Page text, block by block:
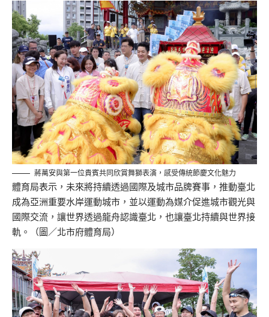
蔣萬安與第一位貴賓共同欣賞舞獅表演，感受傳統節慶文化魅力
體育局表示，未來將持續透過國際及城市品牌賽事，推動臺北
成為亞洲重要水岸運動城市，並以運動為媒介促進城市觀光與
國際交流，讓世界透過龍舟認識臺北，也讓臺北持續與世界接
軌。（圖／北市府體育局）